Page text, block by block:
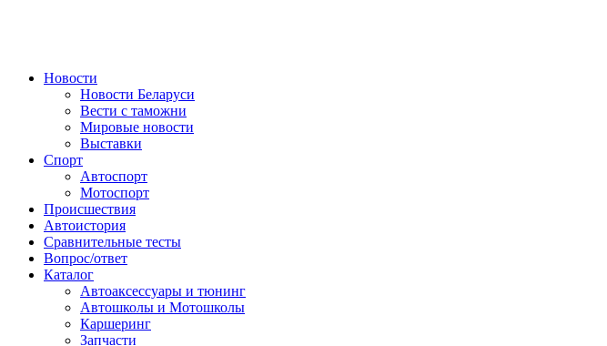
Сайт про автомобили
Новости
Новости Беларуси
Вести с таможни
Мировые новости
Выставки
Спорт
Автоспорт
Мотоспорт
Происшествия
Автоистория
Сравнительные тесты
Вопрос/ответ
Каталог
Автоакcессуары и тюнинг
Автошколы и Мотошколы
Каршеринг
Запчасти